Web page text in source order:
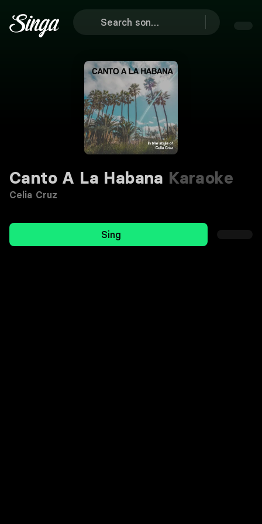
Canto A La Habana Karaoke
Celia Cruz
Sing